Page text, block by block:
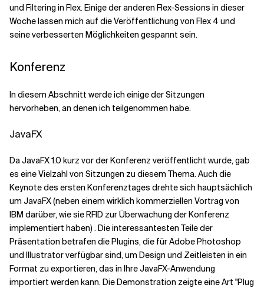
und Filtering in Flex. Einige der anderen Flex-Sessions in dieser
Woche lassen mich auf die Veröffentlichung von Flex 4 und
seine verbesserten Möglichkeiten gespannt sein.
Konferenz
In diesem Abschnitt werde ich einige der Sitzungen
hervorheben, an denen ich teilgenommen habe.
JavaFX
Da JavaFX 1.0 kurz vor der Konferenz veröffentlicht wurde, gab
es eine Vielzahl von Sitzungen zu diesem Thema. Auch die
Keynote des ersten Konferenztages drehte sich hauptsächlich
um JavaFX (neben einem wirklich kommerziellen Vortrag von
IBM darüber, wie sie RFID zur Überwachung der Konferenz
implementiert haben) . Die interessantesten Teile der
Präsentation betrafen die Plugins, die für Adobe Photoshop
und Illustrator verfügbar sind, um Design und Zeitleisten in ein
Format zu exportieren, das in Ihre JavaFX-Anwendung
importiert werden kann. Die Demonstration zeigte eine Art "Plug